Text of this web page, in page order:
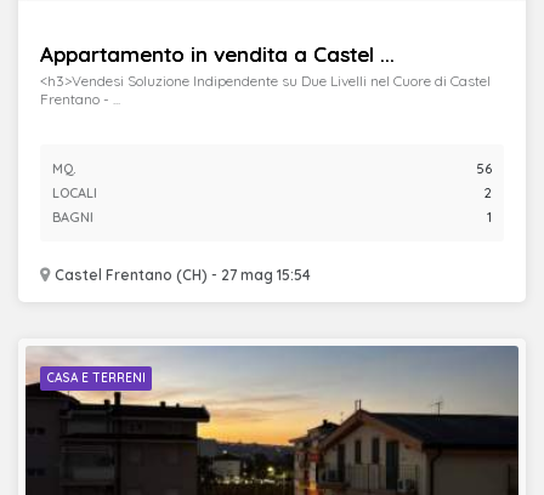
Appartamento in vendita a Castel ...
Castel Frentano (CH) - 27 mag 15:54
<h3>Vendesi Soluzione Indipendente su Due Livelli nel Cuore di Castel
Frentano - ...
MQ.
56
LOCALI
2
BAGNI
1
CASA E TERRENI